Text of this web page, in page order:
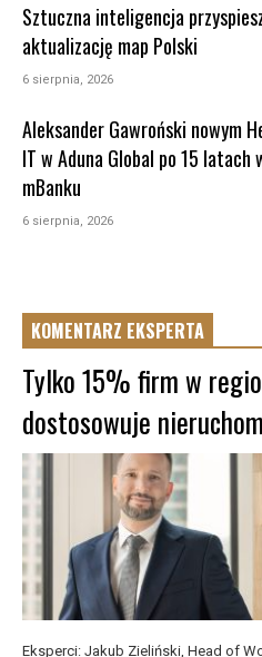
Sztuczna inteligencja
aktualizację map Polski
6 sierpnia, 2026
Aleksander Gawroński nowym
IT w Aduna Global po 15 latach
mBanku
6 sierpnia, 2026
KOMENTARZ EKSPERTA
Tylko 15% firm w
dostosowuje
Eksperci: Jakub Zieliński, Head of